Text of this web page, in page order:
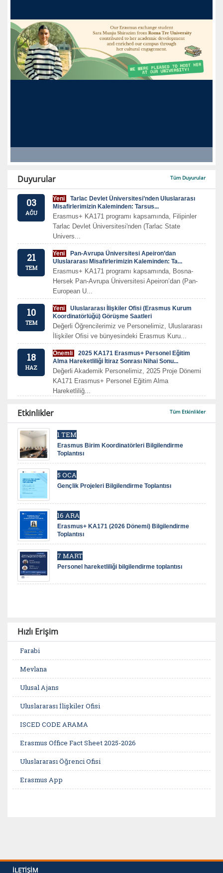
Duyurular Tüm Duyurular
03
AĞU
Yeni
Tarlac Devlet Üniversitesi’nden Uluslararası
Misafirlerimizin Kaleminden: Tarsus...
Erasmus+ KA171 programı kapsamında, Filipinler
Tarlac Devlet Üniversitesi'nden (Tarlac State
Univers...
21
TEM
Yeni
Pan-Avrupa Üniversitesi Apeiron’dan
Uluslararası Misafirlerimizin Kaleminden: Ta...
Erasmus+ KA171 programı kapsamında, Bosna-
Hersek Pan-Avrupa Üniversitesi Apeiron’dan (Pan-
European U...
10
TEM
Yeni
Uluslararası İlişkiler Ofisi (Erasmus Kurum
Koordinatörlüğü) Görüşme Saatleri
Değerli Öğrencilerimiz ve Personelimiz, Uluslararası
İlişkiler Ofisi ve bünyesindeki Erasmus Kuru...
18
HAZ
Önemli
2025 KA171 Erasmus+ Personel Eğitim
Alma Hareketliliği İtiraz Sonrası Nihai Sonu...
Değerli Akademik Personelimiz, 2025 Proje Dönemi
KA171 Erasmus+ Personel Eğitim Alma
Hareketliliğ...
Etkinlikler Tüm Etkinlikler
1 TEM
Erasmus Birim Koordinatörleri Bilgilendirme
Toplantısı
5 OCA
Gençlik Projeleri Bilgilendirme Toplantısı
16 ARA
Erasmus+ KA171 (2026 Dönemi) Bilgilendirme
Toplantısı
7 MART
Personel hareketliliği bilgilendirme toplantısı
Hızlı Erişim
Farabi
Mevlana
Ulusal Ajans
Uluslararası İlişkiler Ofisi
ISCED CODE ARAMA
Erasmus Office Fact Sheet 2025-2026
Uluslararası Öğrenci Ofisi
Erasmus App
İLETIŞIM